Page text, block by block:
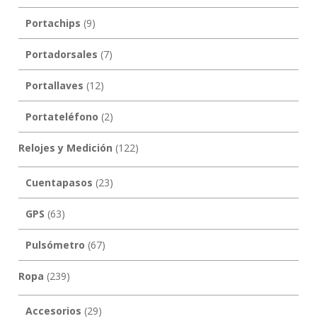
Portachips (9)
Portadorsales (7)
Portallaves (12)
Portateléfono (2)
Relojes y Medición (122)
Cuentapasos (23)
GPS (63)
Pulsómetro (67)
Ropa (239)
Accesorios (29)